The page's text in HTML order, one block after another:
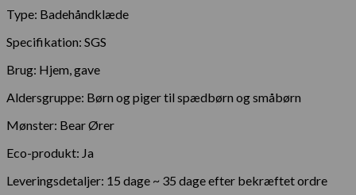
Type: Badehåndklæde
Specifikation: SGS
Brug: Hjem, gave
Aldersgruppe: Børn og piger til spædbørn og småbørn
Mønster: Bear Ører
Eco-produkt: Ja
Leveringsdetaljer: 15 dage ~ 35 dage efter bekræftet ordre